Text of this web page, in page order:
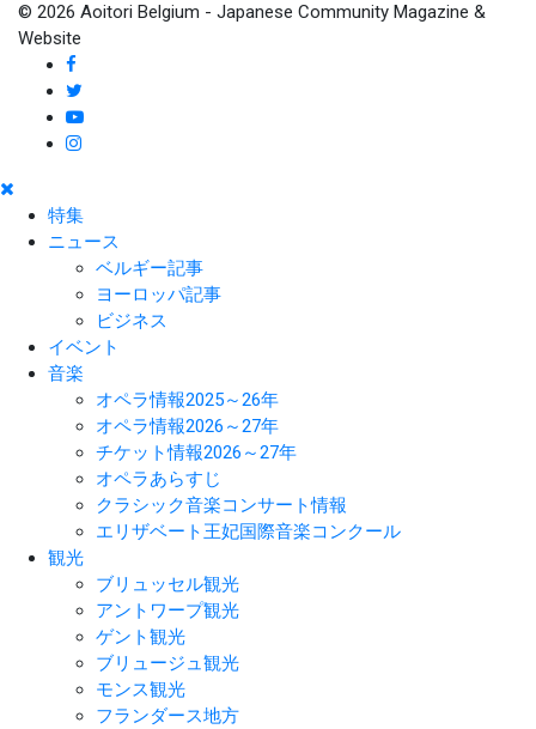
© 2026 Aoitori Belgium - Japanese Community Magazine &
Website
特集
ニュース
ベルギー記事
ヨーロッパ記事
ビジネス
イベント
音楽
オペラ情報2025～26年
オペラ情報2026～27年
チケット情報2026～27年
オペラあらすじ
クラシック音楽コンサート情報
エリザベート王妃国際音楽コンクール
観光
ブリュッセル観光
アントワープ観光
ゲント観光
ブリュージュ観光
モンス観光
フランダース地方